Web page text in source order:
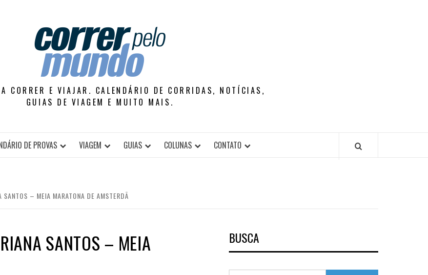
CORRER E VIAJAR. CALENDÁRIO DE CORRIDAS, NOTÍCIAS,
GUIAS DE VIAGEM E MUITO MAIS.
DE PROVAS VIAGEM GUIAS COLUNAS CONTATO
SANTOS – MEIA MARATONA DE AMSTERDÃ
SANTOS – MEIA
BUSCA